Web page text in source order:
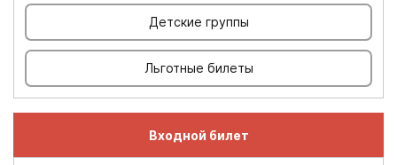
Детские группы
Льготные билеты
Входной билет